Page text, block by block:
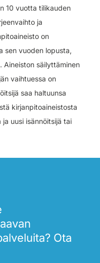
10 vuotta tilikauden
ja
on
sen vuoden lopusta,
Aineiston säilyttäminen
vaihtuessa on
saa haltuunsa
kirjanpitoaineistosta
uusi isännöitsijä tai
Ota